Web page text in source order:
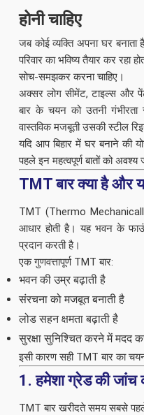
होनी चाहिए
जब कोई व्यक्ति अपना घर बनाता
परिवार का भविष्य तैयार कर रहा
सोच-समझकर करना चाहिए।
अक्सर लोग सीमेंट, टाइल्स और
बार के चयन को उतनी
वास्तविक मजबूती उसकी स्टील
यदि आप बिहार में घर बनाने की
पहले इन महत्वपूर्ण बातों को अवश्य
TMT बार क्या है और
TMT (Thermo
आधार होती है। यह भवन के
प्रदान करती है।
एक गुणवत्तापूर्ण TMT बार:
भवन की उम्र बढ़ाती है
संरचना को मजबूत बनाती है
लोड सहन क्षमता बढ़ाती है
सुरक्षा सुनिश्चित करने में मदद
इसी कारण सही TMT बार का
1. हमेशा ग्रेड की जांच
TMT बार खरीदते समय सबसे